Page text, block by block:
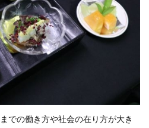
での働き方や社会の在り方が大き